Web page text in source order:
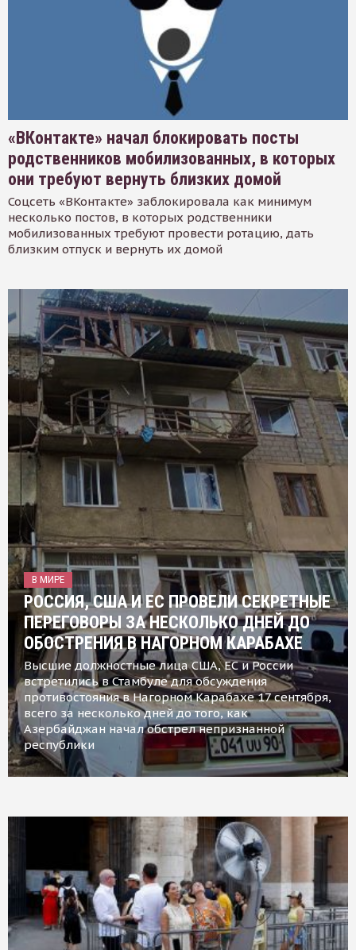
«ВКонтакте» начал блокировать посты
родственников мобилизованных, в которых
они требуют вернуть близких домой
Соцсеть «ВКонтакте» заблокировала как минимум
несколько постов, в которых родственники
мобилизованных требуют провести ротацию, дать
близким отпуск и вернуть их домой
В МИРЕ
РОССИЯ, США И ЕС ПРОВЕЛИ СЕКРЕТНЫЕ
ПЕРЕГОВОРЫ ЗА НЕСКОЛЬКО ДНЕЙ ДО
ОБОСТРЕНИЯ В НАГОРНОМ КАРАБАХЕ
Высшие должностные лица США, ЕС и России
встретились в Стамбуле для обсуждения
противостояния в Нагорном Карабахе 17 сентября,
всего за несколько дней до того, как
Азербайджан начал обстрел непризнанной
республики